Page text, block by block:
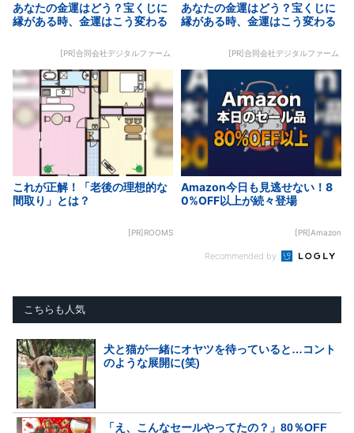
あなたの金運はどう？宝くじに
縁がある時、金運はこう変わる
[PR]合同会社デジタルファーム
あなたの金運はどう？宝くじに
縁がある時、金運はこう変わる
[PR]合同会社デジタルファーム
これが正解！「老後の理想的な
間取り」とは？
[PR]ROOMS
Amazon今日も見逃せない！8
0%OFF以上が続々登場
[PR]Amazon
Recommended by
こちらも人気
犬と猫が一緒にオヤツを待っていると…コント
のような展開に(笑)
「え、こんなセールやってたの？」80％OFF